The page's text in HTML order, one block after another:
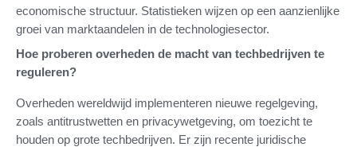
economische structuur. Statistieken wijzen op een aanzienlijke
groei van marktaandelen in de technologiesector.
Hoe proberen overheden de macht van techbedrijven te
reguleren?
Overheden wereldwijd implementeren nieuwe regelgeving,
zoals antitrustwetten en privacywetgeving, om toezicht te
houden op grote techbedrijven. Er zijn recente juridische